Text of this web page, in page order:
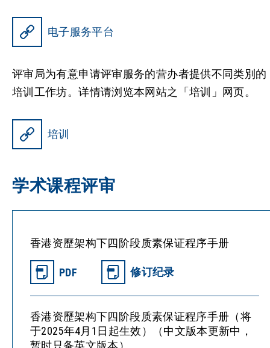
电子服务平台
评审局为有意申请评审服务的营办者提供不同类別的
培训工作坊。详情请浏览本网站之「培训」网页。
培训
学术课程评审
香港资歷架构下四阶段质素保证程序手册
PDF 修订纪录
香港资歷架构下四阶段质素保证程序手册（将
于2025年4月1日起生效）（中文版本更新中，
暂时只备英文版本）